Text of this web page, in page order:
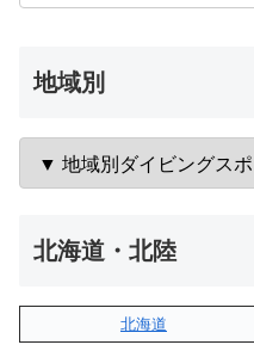
地域別
北海道・北陸
北海道